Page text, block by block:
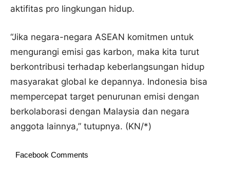
aktifitas pro lingkungan hidup.
“Jika negara-negara ASEAN komitmen untuk
mengurangi emisi gas karbon, maka kita turut
berkontribusi terhadap keberlangsungan hidup
masyarakat global ke depannya. Indonesia bisa
mempercepat target penurunan emisi dengan
berkolaborasi dengan Malaysia dan negara
anggota lainnya,” tutupnya. (KN/*)
Facebook Comments